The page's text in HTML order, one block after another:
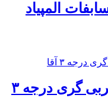
المپیاد
کلاس تئوری مربی گری درجه ۳